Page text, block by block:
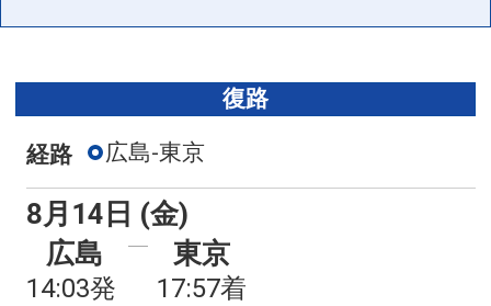
復路
経路 広島-東京
8月14日 (金)
広島
14:03発
東京
17:57着